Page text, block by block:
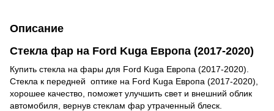
Описание
Стекла фар на Ford Kuga Европа (2017-2020)
Купить стекла на фары для Ford Kuga Европа (2017-2020).
Стекла к передней оптике на Ford Kuga Европа (2017-2020),
хорошее качество, поможет улучшить свет и внешний облик
автомобиля, вернув стеклам фар утраченный блеск.